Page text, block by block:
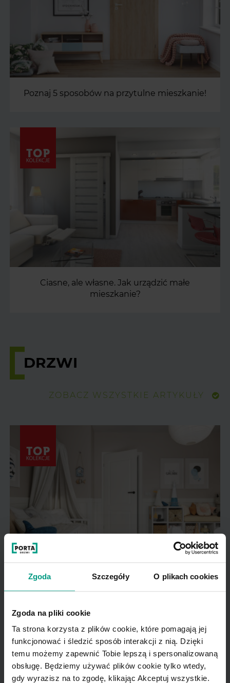
Zgoda Szczegóły O plikach cookies
Zgoda na pliki cookie
Ta strona korzysta z plików cookie, które pomagają jej
funkcjonować i śledzić sposób interakcji z nią. Dzięki
temu możemy zapewnić Tobie lepszą i spersonalizowaną
obsługę. Będziemy używać plików cookie tylko wtedy,
gdy wyrazisz na to zgodę, klikając Akceptuj wszystkie.
Poznaj 5 sposobów na przytulne mieszkanie!
Ciasne, ale własne. Jak urządzić małe
mieszkanie?
DRZWI
ZOBACZ WSZYSTKIE ARTYKUŁY
Jak wybrać drzwi do pokoju dziecka?